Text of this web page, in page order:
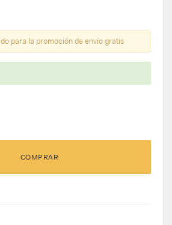
para la promoción de envío gratis
COMPRAR